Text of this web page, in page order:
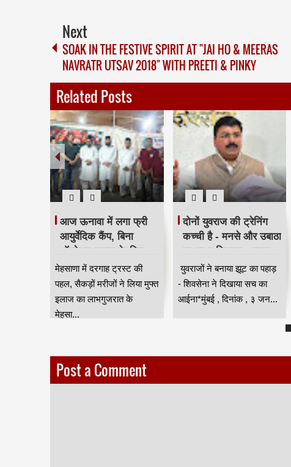
Next
SOAK IN THE FESTIVE SPIRIT AT "JAI HO & MEERAS
NAVRATR UTSAV 2018" WITH PREETI & PINKY
Related Posts
आज ऊनावा में लगा फ्री
आयुर्वेदिक कैंप, बिना
ऑपरेशन इलाज के लिए
उमड़ी भीड़ HKA
मेहसाणा में दरगाह ट्रस्ट की
पहल, सैकड़ों मरीजों ने लिया मुफ्त
इलाज का लाभगुजरात के
मेहसा...
दोनों युवराज की ट्रेनिंग
कच्ची है - मनसे और उबाठा
पर साधा निशाना - राहुल
शेवाले
युवराजों ने बनाया झूट का पहाड़
- शिवसेना ने दिखाया सच का
आईना*मुंबई , दिनांक , ३ जन...
Post a Comment